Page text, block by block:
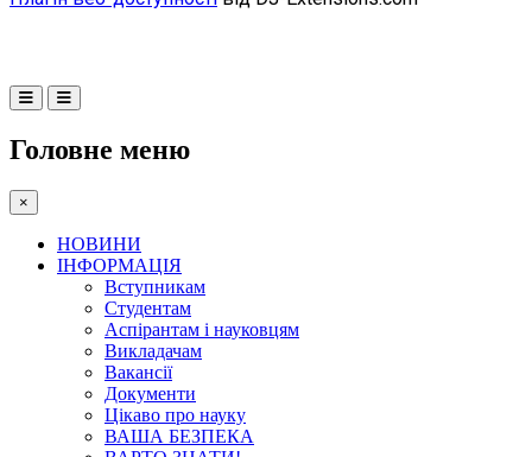
Головне меню
×
НОВИНИ
ІНФОРМАЦІЯ
Вступникам
Студентам
Аспірантам і науковцям
Викладачам
Вакансії
Документи
Цікаво про науку
ВАША БЕЗПЕКА